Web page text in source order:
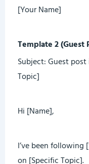
[Your Name]
Template 2 (Guest
Subject: Guest
Topic]
Hi [Name],
I’ve been
on [Specific Topic].